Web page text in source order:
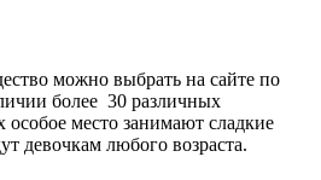
можно выбрать на сайте по
более 30 различных
особое место занимают сладкие
девочкам любого возраста.